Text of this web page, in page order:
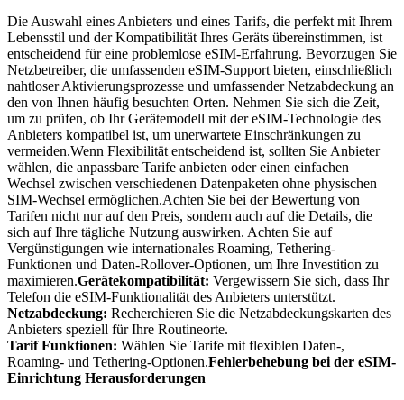
Die Auswahl eines Anbieters und eines Tarifs, die perfekt mit Ihrem
Lebensstil und der Kompatibilität Ihres Geräts übereinstimmen, ist
entscheidend für eine problemlose eSIM-Erfahrung. Bevorzugen Sie
Netzbetreiber, die umfassenden eSIM-Support bieten, einschließlich
nahtloser Aktivierungsprozesse und umfassender Netzabdeckung an
den von Ihnen häufig besuchten Orten. Nehmen Sie sich die Zeit,
um zu prüfen, ob Ihr Gerätemodell mit der eSIM-Technologie des
Anbieters kompatibel ist, um unerwartete Einschränkungen zu
vermeiden.Wenn Flexibilität entscheidend ist, sollten Sie Anbieter
wählen, die anpassbare Tarife anbieten oder einen einfachen
Wechsel zwischen verschiedenen Datenpaketen ohne physischen
SIM-Wechsel ermöglichen.Achten Sie bei der Bewertung von
Tarifen nicht nur auf den Preis, sondern auch auf die Details, die
sich auf Ihre tägliche Nutzung auswirken. Achten Sie auf
Vergünstigungen wie internationales Roaming, Tethering-
Funktionen und Daten-Rollover-Optionen, um Ihre Investition zu
maximieren.Gerätekompatibilität: Vergewissern Sie sich, dass Ihr
Telefon die eSIM-Funktionalität des Anbieters unterstützt.
Netzabdeckung: ‍Recherchieren Sie die Netzabdeckungskarten des
Anbieters speziell für‍ Ihre Routineorte.
Tarif ‍Funktionen: Wählen Sie Tarife mit flexiblen Daten-,
Roaming- und Tethering-Optionen.Fehlerbehebung bei der eSIM-
Einrichtung‍ Herausforderungen